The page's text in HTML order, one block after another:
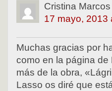
Cristina
17 mayo, 2013
Muchas gracias por
como en la página
más de la obra,
Lasso os diré que